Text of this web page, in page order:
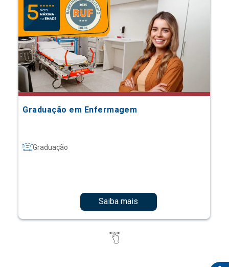
Graduação em Enfermagem
Graduação
Saiba mais